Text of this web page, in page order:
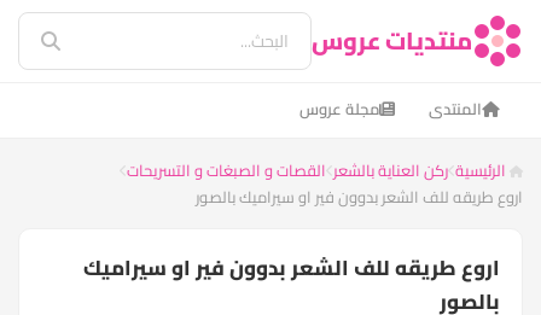
منتديات عروس
المنتدى مجلة عروس
الرئيسية ركن العناية بالشعر القصات و الصبغات و التسريحات
اروع طريقه للف الشعر بدوون فير او سيراميك بالصور
اروع طريقه للف الشعر بدوون فير او سيراميك
بالصور